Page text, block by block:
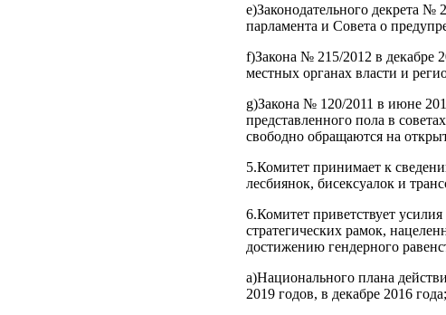
e)Законодательного декрета
парламента и Совета о
f)Закона № 215/2012 в декабре
местных органах власти и
g)Закона № 120/2011 в июне
представленного пола в
свободно обращаются на
5.Комитет принимает к
лесбиянок, бисексуалок и
6.Комитет приветствует
стратегических рамок,
достижению гендерного
a)Национального плана
2019 годов, в декабре 2016 года;